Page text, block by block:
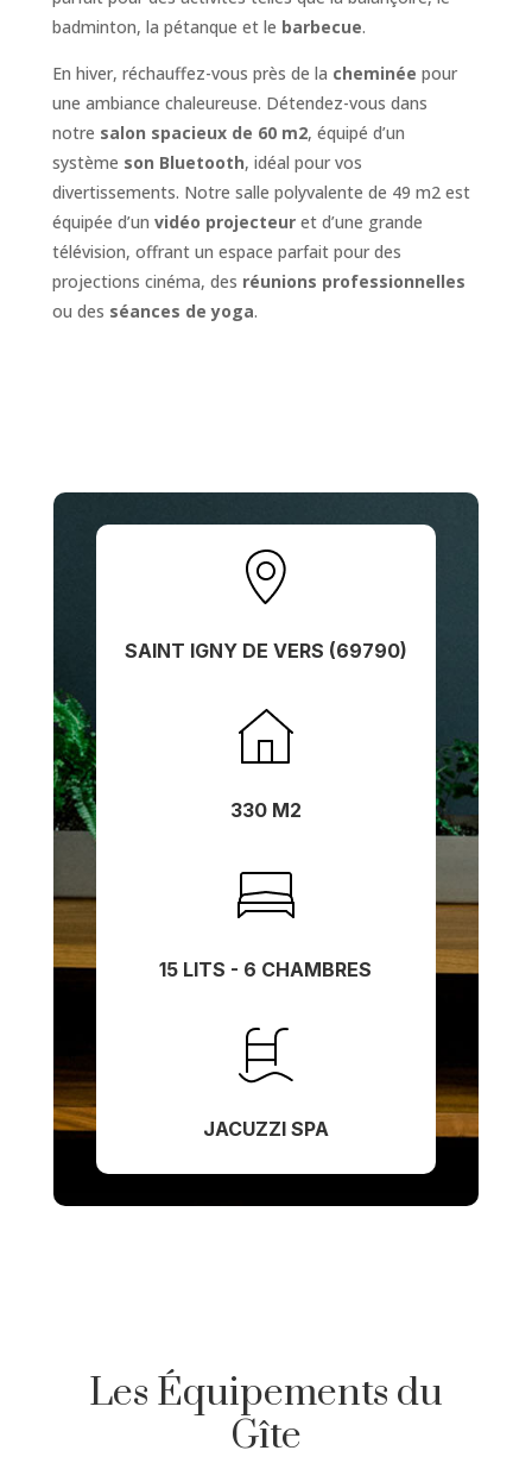
badminton, la pétanque et le barbecue.
En hiver, réchauffez-vous près de la cheminéepour
une ambiance chaleureuse. Détendez-vous dans
notre salon spacieux de 60 m2, équipé d’un
système son Bluetooth, idéal pour vos
divertissements. Notre salle polyvalente de 49 m2 est
équipée d’unvidéo projecteur et d’une grande
télévision, offrant un espace parfait pour des
projections cinéma, des réunions professionnelles
ou des séances de yoga.
SAINT IGNY DE VERS (69790)
330 M2
15 LITS - 6 CHAMBRES
JACUZZI SPA
Les Équipements du
Gîte